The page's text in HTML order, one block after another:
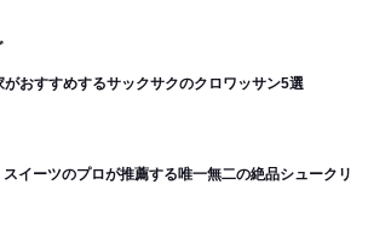
がおすすめするサックサクのクロワッサン5選
イーツのプロが推薦する唯一無二の絶品シュークリ